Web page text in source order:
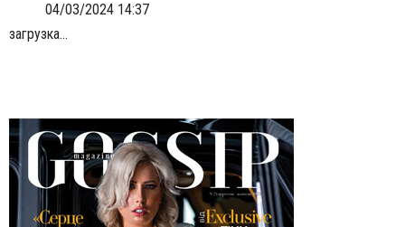
04/03/2024 14:37
загрузка...